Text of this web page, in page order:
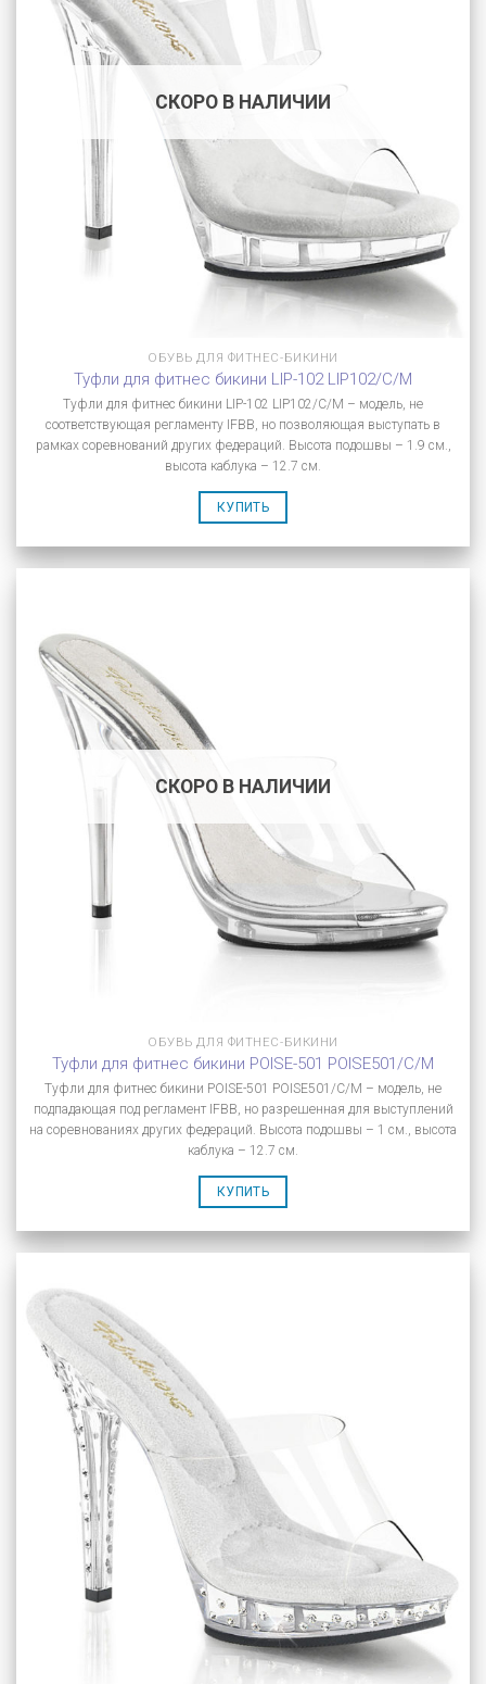
СКОРО В НАЛИЧИИ
ОБУВЬ ДЛЯ ФИТНЕС-БИКИНИ
Туфли для фитнес бикини LIP-102 LIP102/C/M
Туфли для фитнес бикини LIP-102 LIP102/C/M – модель, не
соответствующая регламенту IFBB, но позволяющая выступать в
рамках соревнований других федераций. Высота подошвы – 1.9 см.,
высота каблука – 12.7 см.
КУПИТЬ
СКОРО В НАЛИЧИИ
ОБУВЬ ДЛЯ ФИТНЕС-БИКИНИ
Туфли для фитнес бикини POISE-501 POISE501/C/M
Туфли для фитнес бикини POISE-501 POISE501/C/M – модель, не
подпадающая под регламент IFBB, но разрешенная для выступлений
на соревнованиях других федераций. Высота подошвы – 1 см., высота
каблука – 12.7 см.
КУПИТЬ